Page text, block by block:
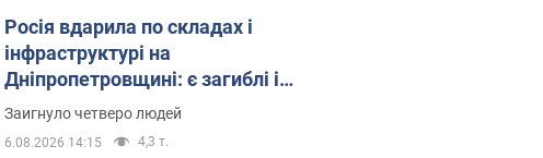
Росія вдарила по складах і
інфраструктурі на
Дніпропетровщині: є загиблі і
поранені. Фото
Заигнуло четверо людей
6.08.2026 14:15 4,3 т.